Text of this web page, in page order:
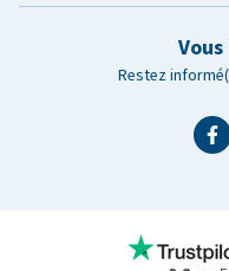
Vous
Restez